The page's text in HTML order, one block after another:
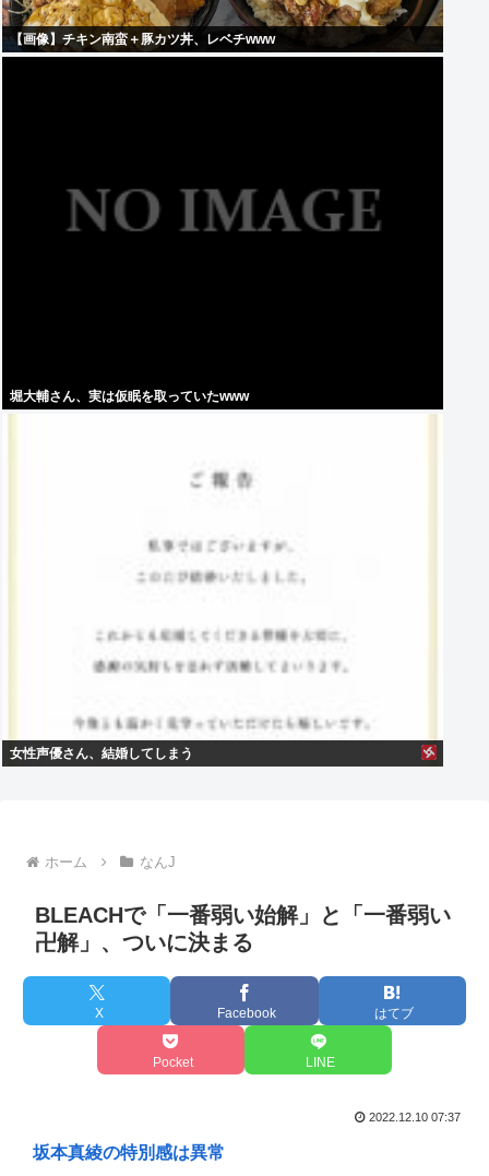
【画像】チキン南蛮＋豚カツ丼、レベチwww
堀大輔さん、実は仮眠を取っていたwww
女性声優さん、結婚してしまう
ホーム なんJ
BLEACHで「一番弱い始解」と「一番弱い
卍解」、ついに決まる
X Facebook はてブ
Pocket LINE
2022.12.10 07:37
坂本真綾の特別感は異常